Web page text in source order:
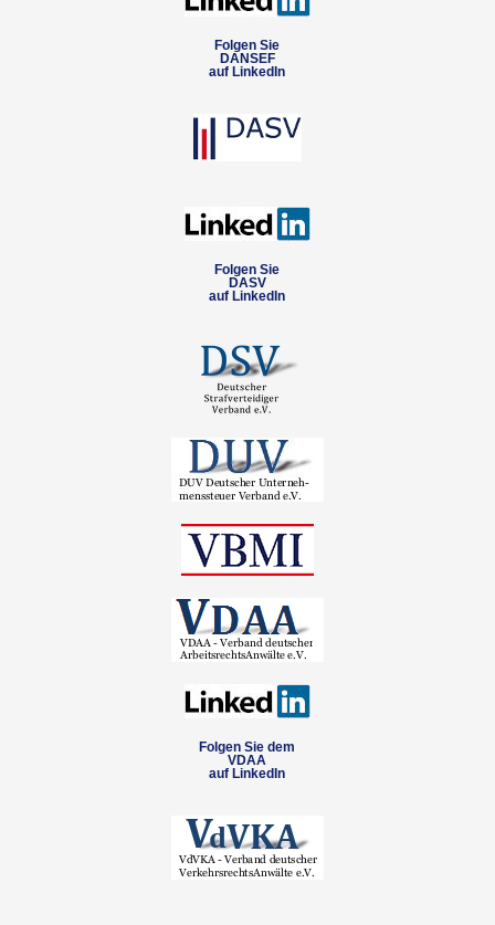
Folgen Sie
DANSEF
auf LinkedIn
Folgen Sie
DASV
auf LinkedIn
Folgen Sie dem
VDAA
auf LinkedIn